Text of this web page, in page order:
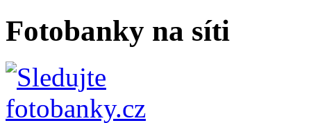
Fotobanky na síti